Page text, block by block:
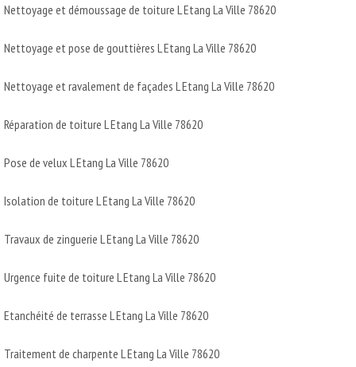
Nettoyage et démoussage de toiture L Etang La Ville 78620
Nettoyage et pose de gouttières L Etang La Ville 78620
Nettoyage et ravalement de façades L Etang La Ville 78620
Réparation de toiture L Etang La Ville 78620
Pose de velux L Etang La Ville 78620
Isolation de toiture L Etang La Ville 78620
Travaux de zinguerie L Etang La Ville 78620
Urgence fuite de toiture L Etang La Ville 78620
Etanchéité de terrasse L Etang La Ville 78620
Traitement de charpente L Etang La Ville 78620